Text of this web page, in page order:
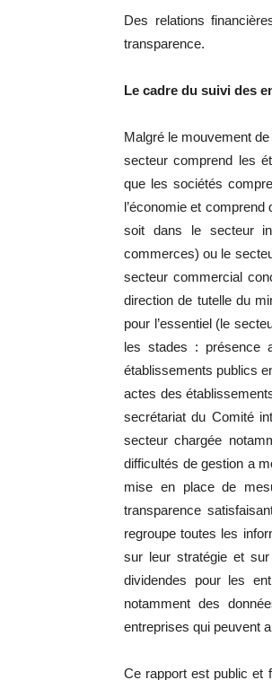
Des relations
transparence.
Le cadre du suivi des
Malgré le mouvement
secteur comprend les
que les sociétés
l’économie et
soit dans le secteur
commerces) ou le
secteur commercial
direction de tutelle du
pour l’essentiel (le
les stades : présence
établissements publics
actes des
secrétariat du Comité
secteur chargée
difficultés de gestion a
mise en place de
transparence
regroupe toutes les
sur leur stratégie et
dividendes pour les
notamment des
entreprises qui peuvent
Ce rapport est public et